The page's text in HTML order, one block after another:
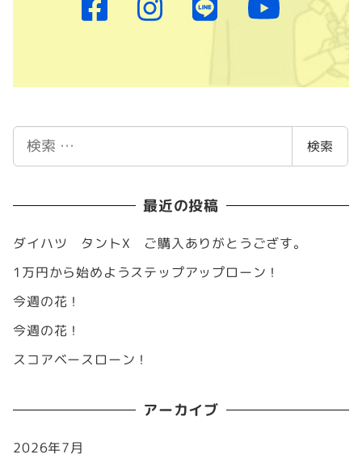
索
検索
最近の投稿
ダイハツ タントX ご購入ありがとうござす。
1万円から始めようステップアップローン！
今週の花！
今週の花！
スコアベースローン！
アーカイブ
2026年7月